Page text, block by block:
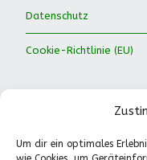
Um dir ein optimales
Datenschutz
Cookie-Richtlinie (EU)